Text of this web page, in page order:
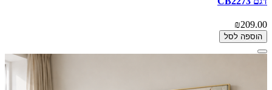
₪209.00
הוספה לסל